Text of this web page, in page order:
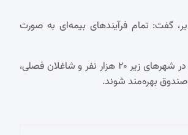
و عشایر، گفت: تمام فرآیندهای بیمه‌ای به صورت
وی در خصوص جامعه هدف این صندوق گفت: ساکنان روستا و مناطق عشایری، افراد ساکن در شهرهای زیر ۲۰ هزار نفر و شاغلان فصلی،